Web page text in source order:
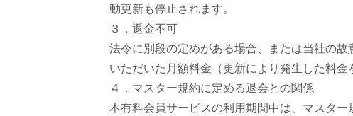
動更新も停止されます。
３．返金不可
法令に別段の定めがある場合、または当社の
いただいた月額料金（更新により発生した料
４．マスター規約に定める退会との関係
本有料会員サービスの利用期間中は、マスタ